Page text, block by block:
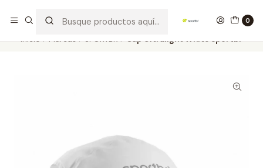
0
Inicio Marcas SPORTBR Cap Ultralight White Sportbr